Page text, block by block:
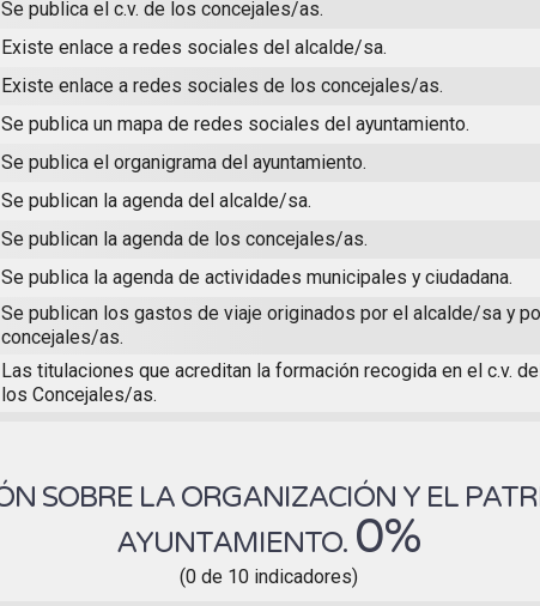
Se publica el c.v. de los concejales/as.
Existe enlace a redes sociales del alcalde/sa.
Existe enlace a redes sociales de los concejales/as.
Se publica un mapa de redes sociales del ayuntamiento.
Se publica el organigrama del ayuntamiento.
Se publican la agenda del alcalde/sa.
Se publican la agenda de los concejales/as.
Se publica la agenda de actividades municipales y ciudadana.
Se publican los gastos de viaje originados por el alcalde/sa y
concejales/as.
Las titulaciones que acreditan la formación recogida en el c.v.
los Concejales/as.
SOBRE LA ORGANIZACIÓN Y EL
AYUNTAMIENTO. 0%
(0 de 10 indicadores)